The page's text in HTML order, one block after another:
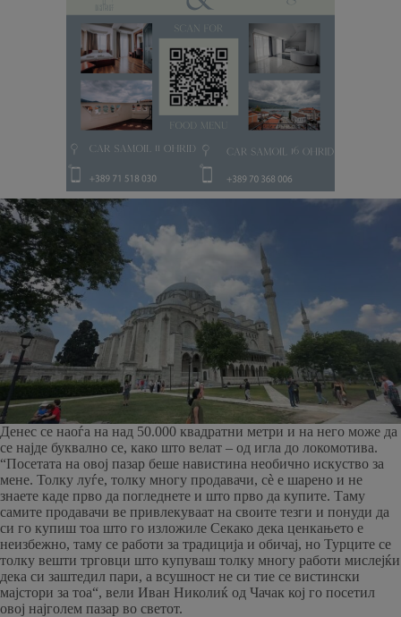
Денес се наоѓа на над 50.000 квадратни метри и на него може да
се најде буквално се, како што велат – од игла до локомотива.
“Посетата на овој пазар беше навистина необично искуство за
мене. Толку луѓе, толку многу продавачи, сè е шарено и не
знаете каде прво да погледнете и што прво да купите. Таму
самите продавачи ве привлекуваат на своите тезги и понуди да
си го купиш тоа што го изложиле Секако дека ценкањето е
неизбежно, таму се работи за традиција и обичај, но Турците се
толку вешти трговци што купуваш толку многу работи мислејќи
дека си заштедил пари, а всушност не си тие се вистински
мајстори за тоа“, вели Иван Николиќ од Чачак кој го посетил
овој најголем пазар во светот.